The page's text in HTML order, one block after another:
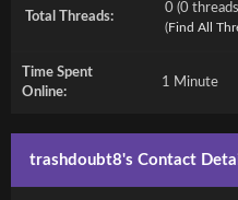
Total Threads:
0 (0
(Find All
Time Spent
Online:
1 Minute
trashdoubt8's Contact